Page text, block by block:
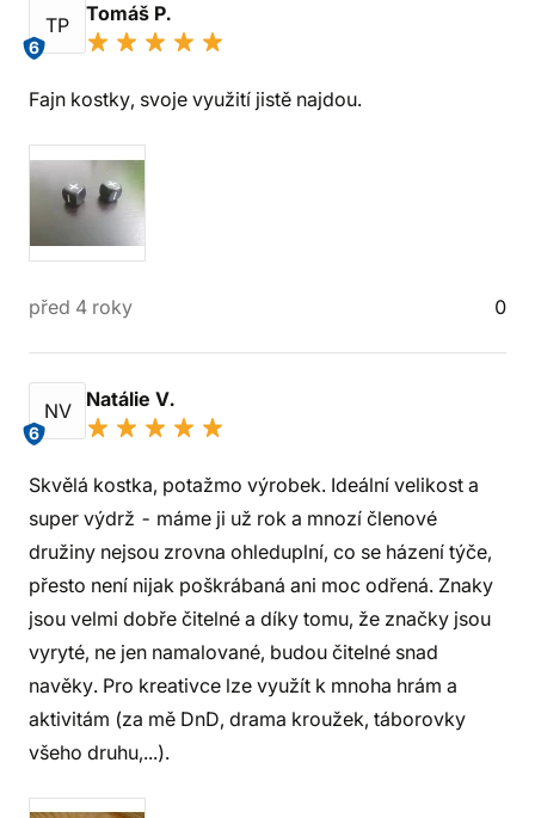
TP
6
Tomáš P.
Fajn kostky, svoje využití jistě najdou.
před 4 roky 0
NV
6
Natálie V.
Skvělá kostka, potažmo výrobek. Ideální velikost a
super výdrž - máme ji už rok a mnozí členové
družiny nejsou zrovna ohleduplní, co se házení týče,
přesto není nijak poškrábaná ani moc odřená. Znaky
jsou velmi dobře čitelné a díky tomu, že značky jsou
vyryté, ne jen namalované, budou čitelné snad
navěky. Pro kreativce lze využít k mnoha hrám a
aktivitám (za mě DnD, drama kroužek, táborovky
všeho druhu,...).